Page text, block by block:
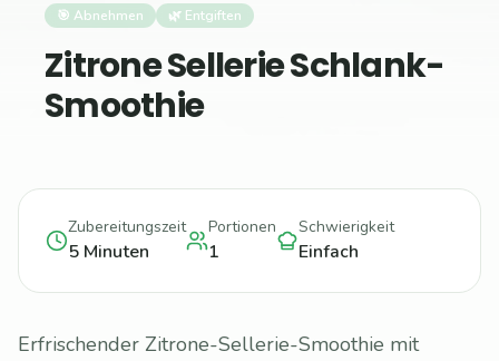
🎯 Abnehmen 🌿 Entgiften
Zitrone Sellerie Schlank-
Smoothie
Zubereitungszeit
5 Minuten
Portionen
1
Schwierigkeit
Einfach
Erfrischender Zitrone-Sellerie-Smoothie mit